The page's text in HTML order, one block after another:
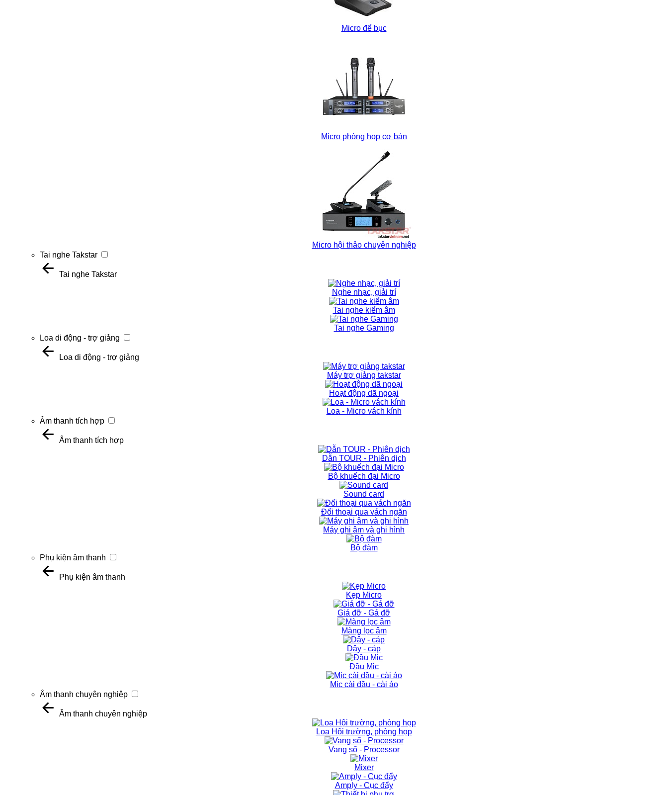
Micro để bục
Micro phòng họp cơ bản
Micro hội thảo chuyên nghiệp
Tai nghe Takstar
Tai nghe Takstar
Nghe nhạc, giải trí
Tai nghe kiểm âm
Tai nghe Gaming
Loa di động - trợ giảng
Loa di động - trợ giảng
Máy trợ giảng takstar
Hoạt động dã ngoại
Loa - Micro vách kính
Âm thanh tích hợp
Âm thanh tích hợp
Dẫn TOUR - Phiên dịch
Bộ khuếch đại Micro
Sound card
Đối thoại qua vách ngăn
Máy ghi âm và ghi hình
Bộ đàm
Phụ kiện âm thanh
Phụ kiện âm thanh
Kẹp Micro
Giá đỡ - Gá đỡ
Màng lọc âm
Dây - cáp
Đầu Mic
Mic cài đầu - cài áo
Âm thanh chuyên nghiệp
Âm thanh chuyên nghiệp
Loa Hội trường, phòng họp
Vang số - Processor
Mixer
Amply - Cục đẩy